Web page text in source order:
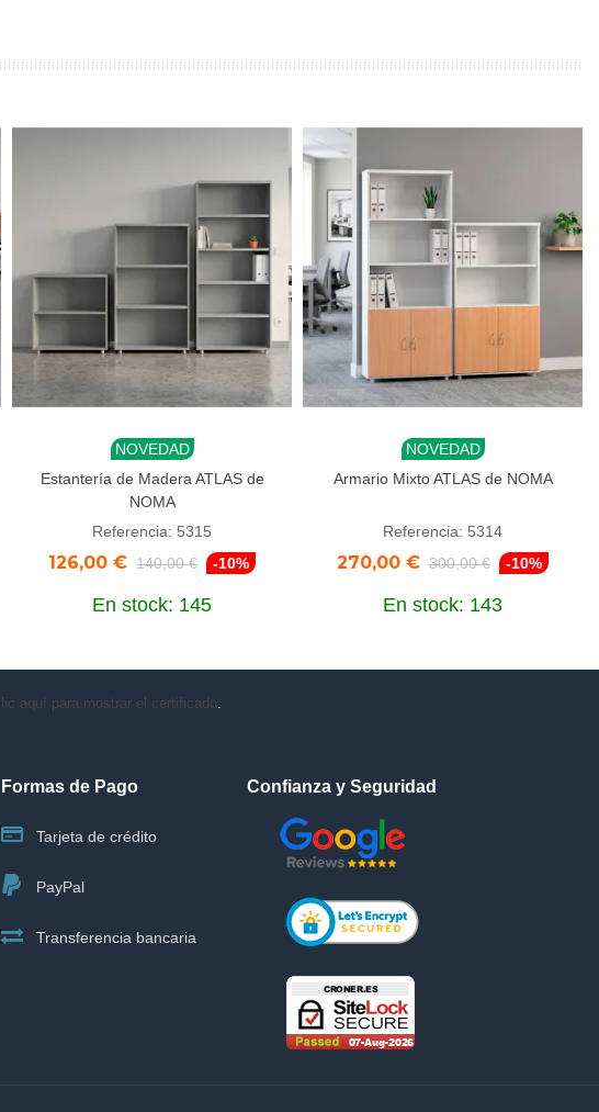
Añadir al carrito
NOVEDAD
Estantería de Madera ATLAS de
NOMA
Referencia: 5315
126,00 € 140,00 € -10%
En stock: 145
Añadir al carrito
NOVEDAD
Armario Mixto ATLAS de NOMA
Referencia: 5314
270,00 € 300,00 € -10%
En stock: 143
aquí para mostrar el certificado
Formas de Pago
Tarjeta de crédito
PayPal
Transferencia bancaria
Confianza y Seguridad